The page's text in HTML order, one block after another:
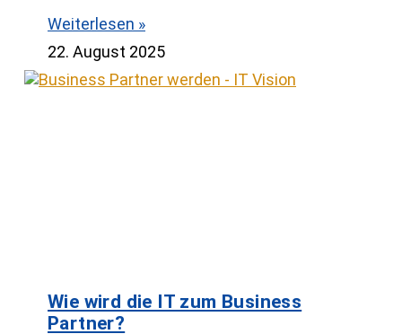
Weiterlesen »
22. August 2025
Wie wird die IT zum Business
Partner?